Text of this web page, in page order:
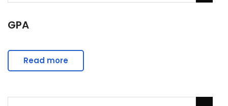
GPA
Read more